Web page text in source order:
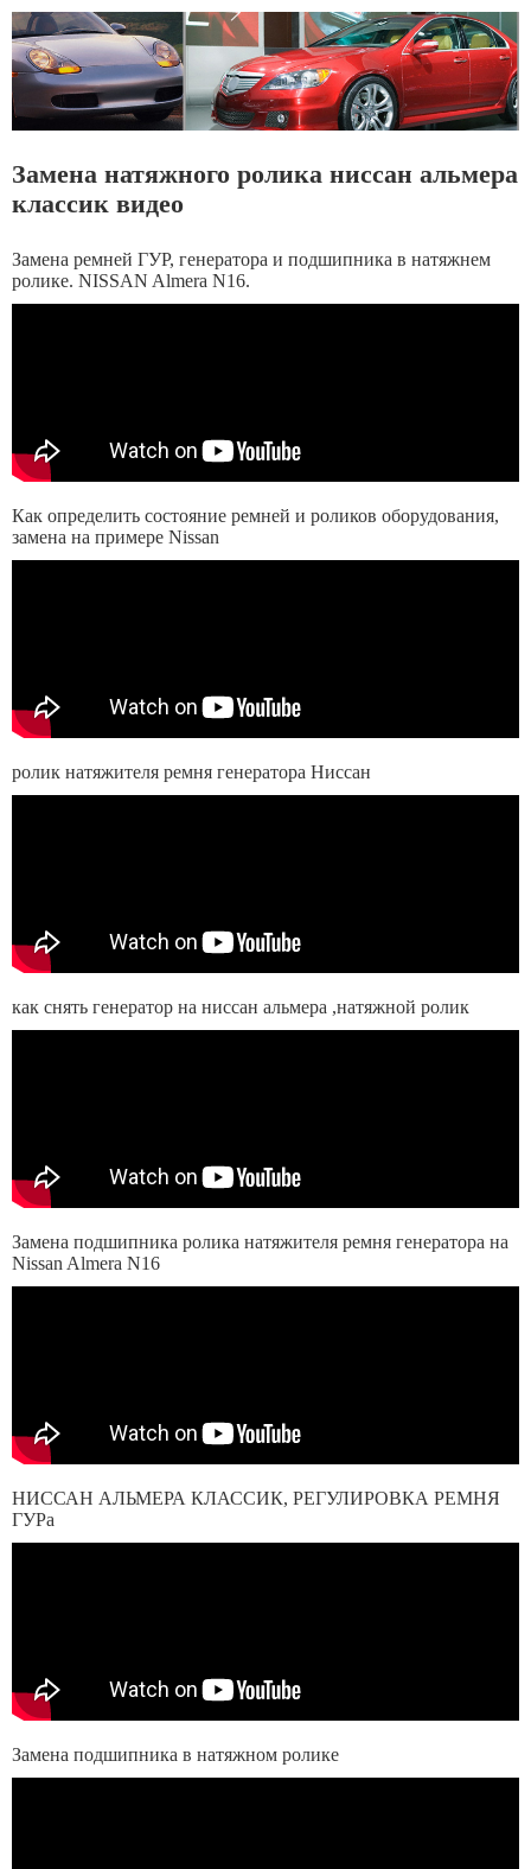
Замена натяжного ролика ниссан альмера
классик видео
Замена ремней ГУР, генератора и подшипника в натяжнем
ролике. NISSAN Almera N16.
Как определить состояние ремней и роликов оборудования,
замена на примере Nissan
ролик натяжителя ремня генератора Ниссан
как снять генератор на ниссан альмера ,натяжной ролик
Замена подшипника ролика натяжителя ремня генератора на
Nissan Almera N16
НИССАН АЛЬМЕРА КЛАССИК, РЕГУЛИРОВКА РЕМНЯ
ГУРа
Замена подшипника в натяжном ролике